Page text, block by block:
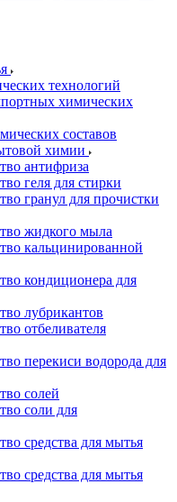
технологий
химических
составов
химии
антифриза
геля для стирки
гранул для прочистки
жидкого мыла
кальцинированной
кондиционера для
лубрикантов
отбеливателя
перекиси водорода для
солей
соли для
средства для мытья
средства для мытья